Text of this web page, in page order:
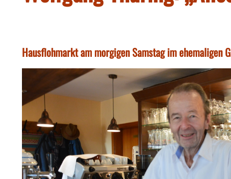
Hausflohmarkt am morgigen Samstag im ehemaligen